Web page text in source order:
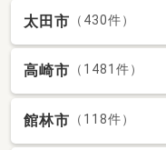
太田市 （430件）
高崎市 （1481件）
館林市 （118件）